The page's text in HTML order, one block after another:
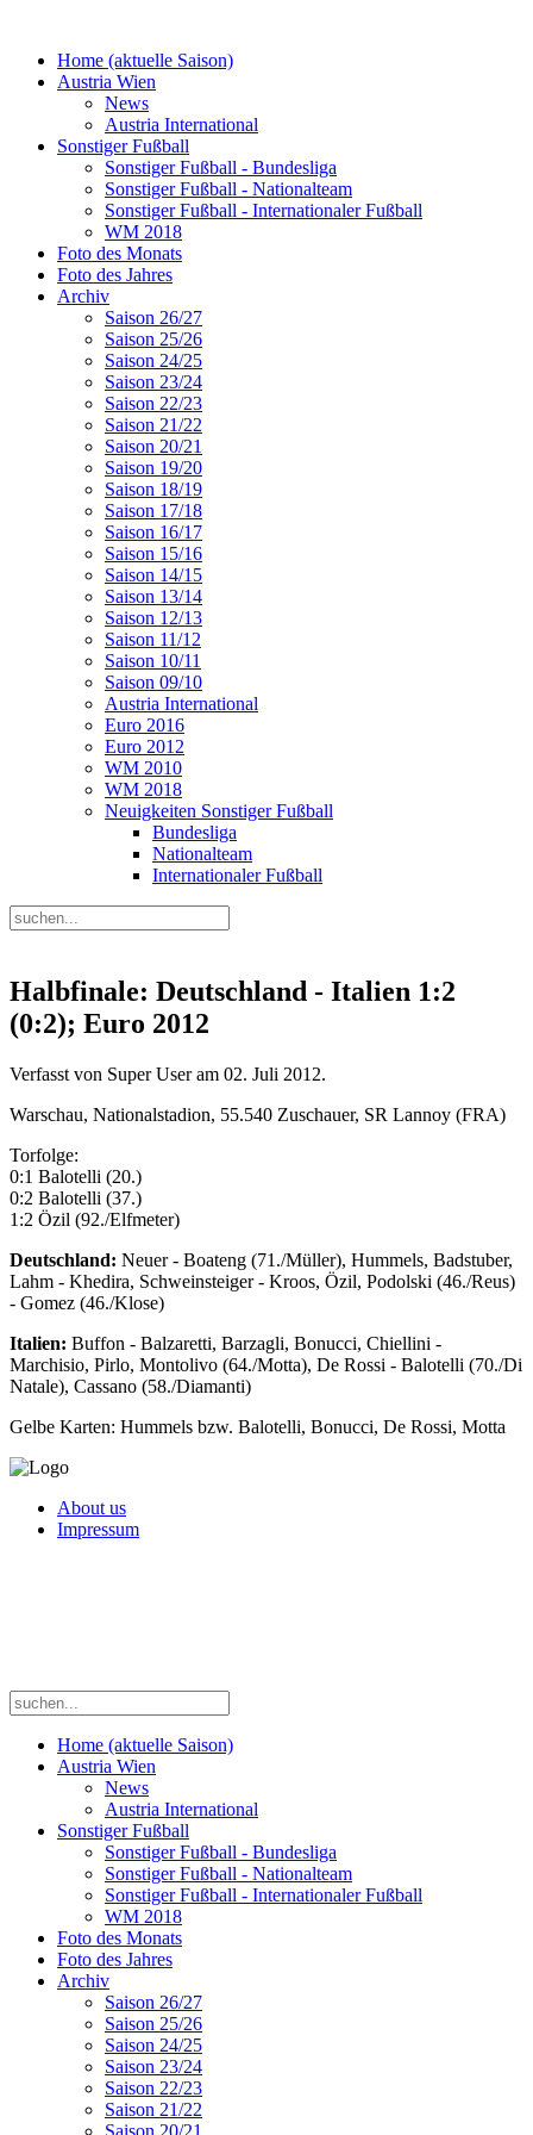
Home (aktuelle Saison)
Austria Wien
News
Austria International
Sonstiger Fußball
Sonstiger Fußball - Bundesliga
Sonstiger Fußball - Nationalteam
Sonstiger Fußball - Internationaler Fußball
WM 2018
Foto des Monats
Foto des Jahres
Archiv
Saison 26/27
Saison 25/26
Saison 24/25
Saison 23/24
Saison 22/23
Saison 21/22
Saison 20/21
Saison 19/20
Saison 18/19
Saison 17/18
Saison 16/17
Saison 15/16
Saison 14/15
Saison 13/14
Saison 12/13
Saison 11/12
Saison 10/11
Saison 09/10
Austria International
Euro 2016
Euro 2012
WM 2010
WM 2018
Neuigkeiten Sonstiger Fußball
Bundesliga
Nationalteam
Internationaler Fußball
Halbfinale: Deutschland - Italien 1:2
(0:2); Euro 2012
Verfasst von Super User am 02. Juli 2012.
Warschau, Nationalstadion, 55.540 Zuschauer, SR Lannoy (FRA)
Torfolge:
0:1 Balotelli (20.)
0:2 Balotelli (37.)
1:2 Özil (92./Elfmeter)
Deutschland: Neuer - Boateng (71./Müller), Hummels, Badstuber,
Lahm - Khedira, Schweinsteiger - Kroos, Özil, Podolski (46./Reus)
- Gomez (46./Klose)
Italien: Buffon - Balzaretti, Barzagli, Bonucci, Chiellini -
Marchisio, Pirlo, Montolivo (64./Motta), De Rossi - Balotelli (70./Di
Natale), Cassano (58./Diamanti)
Gelbe Karten: Hummels bzw. Balotelli, Bonucci, De Rossi, Motta
About us
Impressum
Home (aktuelle Saison)
Austria Wien
News
Austria International
Sonstiger Fußball
Sonstiger Fußball - Bundesliga
Sonstiger Fußball - Nationalteam
Sonstiger Fußball - Internationaler Fußball
WM 2018
Foto des Monats
Foto des Jahres
Archiv
Saison 26/27
Saison 25/26
Saison 24/25
Saison 23/24
Saison 22/23
Saison 21/22
Saison 20/21